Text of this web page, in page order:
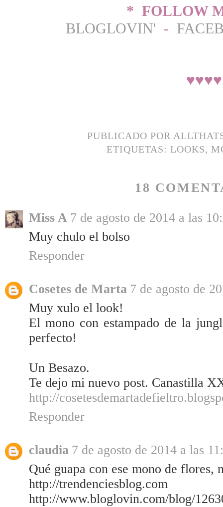
* FOLLOW
BLOGLOVIN' -
♥♥♥♥
PUBLICADO POR
ETIQUETAS: LOOKS,
18
Miss A 7 de agosto de 2014 a las
Muy chulo el bolso
Responder
Cosetes de Marta 7 de agosto de
Muy xulo el look!
El mono con estampado de la
perfecto!
Un Besazo.
Te dejo mi nuevo post. Canastilla
http://
Responder
claudia 7 de agosto de 2014 a las
Qué guapa con ese mono de flores,
http://trendenciesblog.com
http://www.bloglovin.com/blog/